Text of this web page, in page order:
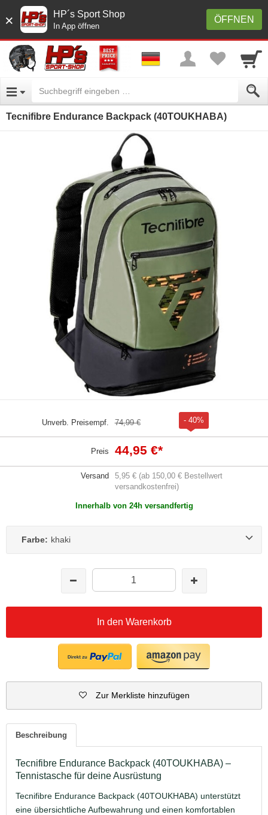
× ÖFFNEN
HP´s Sport Shop
In App öffnen
Tecnifibre Endurance Backpack (40TOUKHABA)
Unverb. Preisempf. 74,99 € - 40%
Preis 44,95 €*
Versand
5,95 € (ab 150,00 € Bestellwert
versandkostenfrei)
Innerhalb von 24h versandfertig
Farbe: khaki
In den Warenkorb
Zur Merkliste hinzufügen
Beschreibung
Tecnifibre Endurance Backpack (40TOUKHABA) –
Tennistasche für deine Ausrüstung
Tecnifibre Endurance Backpack (40TOUKHABA) unterstützt
eine übersichtliche Aufbewahrung und einen komfortablen